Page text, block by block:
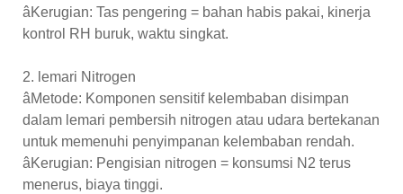
âKerugian: Tas pengering = bahan habis pakai, kinerja
kontrol RH buruk, waktu singkat.
2. lemari Nitrogen
âMetode: Komponen sensitif kelembaban disimpan
dalam lemari pembersih nitrogen atau udara bertekanan
untuk memenuhi penyimpanan kelembaban rendah.
âKerugian: Pengisian nitrogen = konsumsi N2 terus
menerus, biaya tinggi.